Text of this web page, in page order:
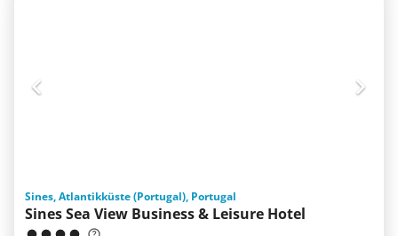
Sines, Atlantikküste (Portugal), Portugal
Sines Sea View Business & Leisure Hotel